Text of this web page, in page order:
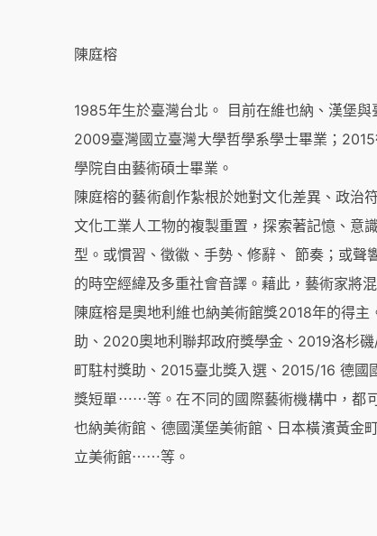
陳庭榕
1985年生於臺灣台北。 目前在維也納、漢堡與
2009臺灣國立臺灣大學哲學系學士畢業；
學院自由藝術碩士畢業。
陳庭榕的藝術創作紮根於她對文化差異、政治
文化工業人工物的複製重置，探索著記憶、意
型。或慣習、徵徽、手勢、修辭、 節奏；或
的時空經緯及多重社會音譯。藉此，藝術家將
陳庭榕是奧地利維也納美術館獎2018年的得
助、2020奧地利聯邦政府獎學金、2019洛杉
町駐村獎助、2015臺北獎入選、2015/16 德
獎短單⋯⋯等。在不同的國際藝術機構中，都
也納美術館、德國漢堡美術館、日本橫濱黃金
立美術館⋯⋯等。